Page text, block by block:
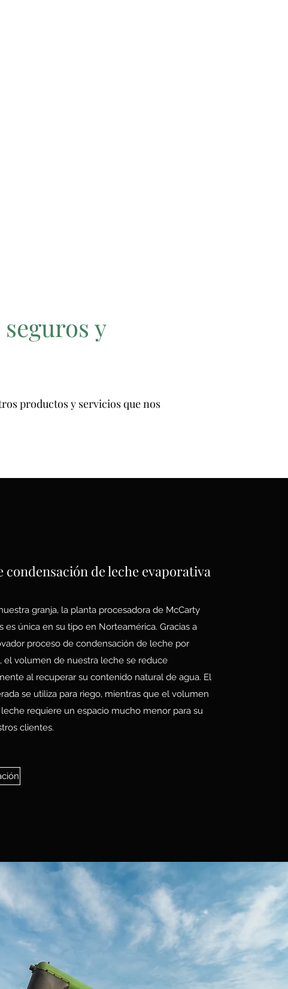
y
productos y servicios que nos
condensación de leche evaporativa
granja, la planta procesadora de McCarty
es única en su tipo en Norteamérica. Gracias a
proceso de condensación de leche por
el volumen de nuestra leche se reduce
al recuperar su contenido natural de agua. El
se utiliza para riego, mientras que el volumen
requiere un espacio mucho menor para su
clientes.